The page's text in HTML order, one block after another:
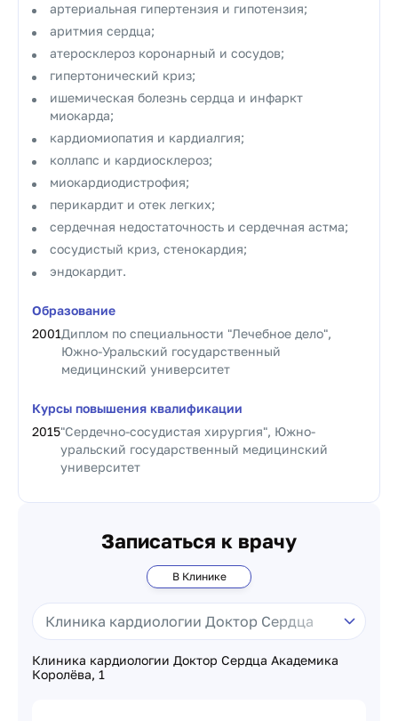
артериальная гипертензия и гипотензия;
аритмия сердца;
атеросклероз коронарный и сосудов;
гипертонический криз;
ишемическая болезнь сердца и инфаркт
миокарда;
кардиомиопатия и кардиалгия;
коллапс и кардиосклероз;
миокардиодистрофия;
перикардит и отек легких;
сердечная недостаточность и сердечная астма;
сосудистый криз, стенокардия;
эндокардит.
Образование
2001Диплом по специальности "Лечебное дело",
Южно-Уральский государственный
медицинский университет
Курсы повышения квалификации
2015"Сердечно-сосудистая хирургия", Южно-
уральский государственный медицинский
университет
Записаться к врачу
В Клинике
Клиника кардиологии Доктор Сердца Академика
Королёва, 1